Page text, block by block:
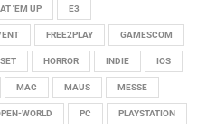
'EM UP E3
FREE2PLAY GAMESCOM
HORROR INDIE IOS
MAC MAUS MESSE
WORLD PC PLAYSTATION